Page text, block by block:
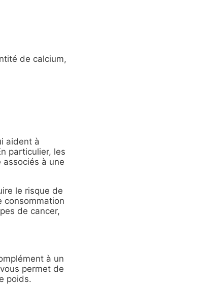
de calcium,
aident à
particulier, les
à une
le risque de
consommation
de cancer,
à un
permet de
poids.